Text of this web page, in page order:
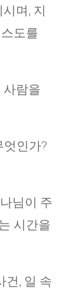
며, 지
도를
사람을
인가?
님이 주
시간을
건, 일 속